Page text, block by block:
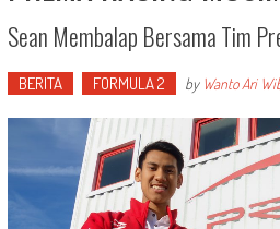
Sean Membalap Bersama Tim
BERITA FORMULA 2 by Wanto Ari